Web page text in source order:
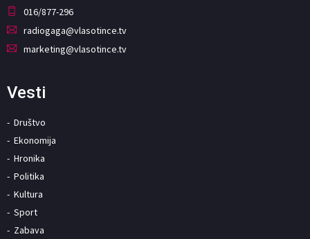
016/877-296
radiogaga@vlasotince.tv
marketing@vlasotince.tv
Vesti
Društvo
Ekonomija
Hronika
Politika
Kultura
Sport
Zabava